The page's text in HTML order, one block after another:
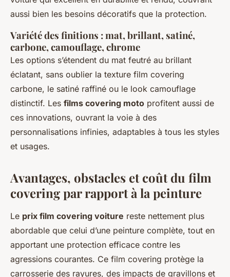
aussi bien les besoins décoratifs que la protection.
Variété des finitions : mat, brillant, satiné,
carbone, camouflage, chrome
Les options s’étendent du mat feutré au brillant
éclatant, sans oublier la texture film covering
carbone, le satiné raffiné ou le look camouflage
distinctif. Les films covering moto profitent aussi de
ces innovations, ouvrant la voie à des
personnalisations infinies, adaptables à tous les styles
et usages.
Avantages, obstacles et coût du film
covering par rapport à la peinture
Le prix film covering voiture reste nettement plus
abordable que celui d’une peinture complète, tout en
apportant une protection efficace contre les
agressions courantes. Ce film covering protège la
carrosserie des rayures, des impacts de gravillons et